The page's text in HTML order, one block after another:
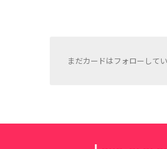
まだカードはフォローしてい